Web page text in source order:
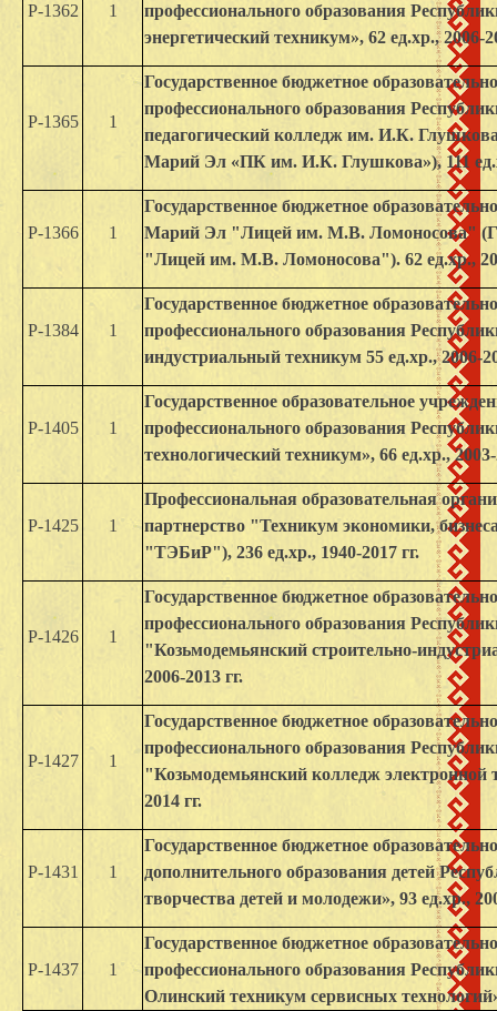
Р-1362 1
профессионального образования
энергетический техникум», 62 ед.хр., 2006-
Р-1365 1
Государственное бюджетное
профессионального образования
педагогический колледж им. И.К.
Марий Эл «ПК им. И.К. Глушкова»), 111
Р-1366 1
Государственное бюджетное
Марий Эл "Лицей им. М.В. Ломоносова"
"Лицей им. М.В. Ломоносова"). 62 ед.хр.,
Р-1384 1
Государственное бюджетное
профессионального образования
индустриальный техникум 55 ед.хр., 2006-
Р-1405 1
Государственное образовательное
профессионального образования
технологический техникум», 66 ед.хр., 2003-
Р-1425 1
Профессиональная образовательная
партнерство "Техникум экономики,
"ТЭБиР"), 236 ед.хр., 1940-2017 гг.
Р-1426 1
Государственное бюджетное
профессионального образования
"Козьмодемьянский строительно-
2006-2013 гг.
Р-1427 1
Государственное бюджетное
профессионального образования
"Козьмодемьянский колледж электронной
2014 гг.
Р-1431 1
Государственное бюджетное
дополнительного образования детей
творчества детей и молодежи», 93 ед.хр.,
Р-1437 1
Государственное бюджетное
профессионального образования
Олинский техникум сервисных